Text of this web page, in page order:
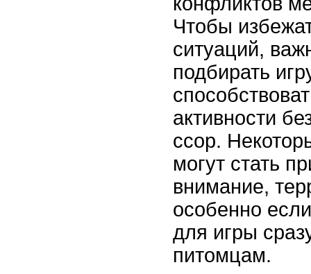
Чтобы
ситуаций,
подбирать
активности
ссор.
могут стать
внимание,
особенно
для игры
питомцам.